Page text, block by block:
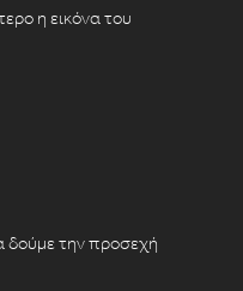
η εικόνα του
την προσεχή